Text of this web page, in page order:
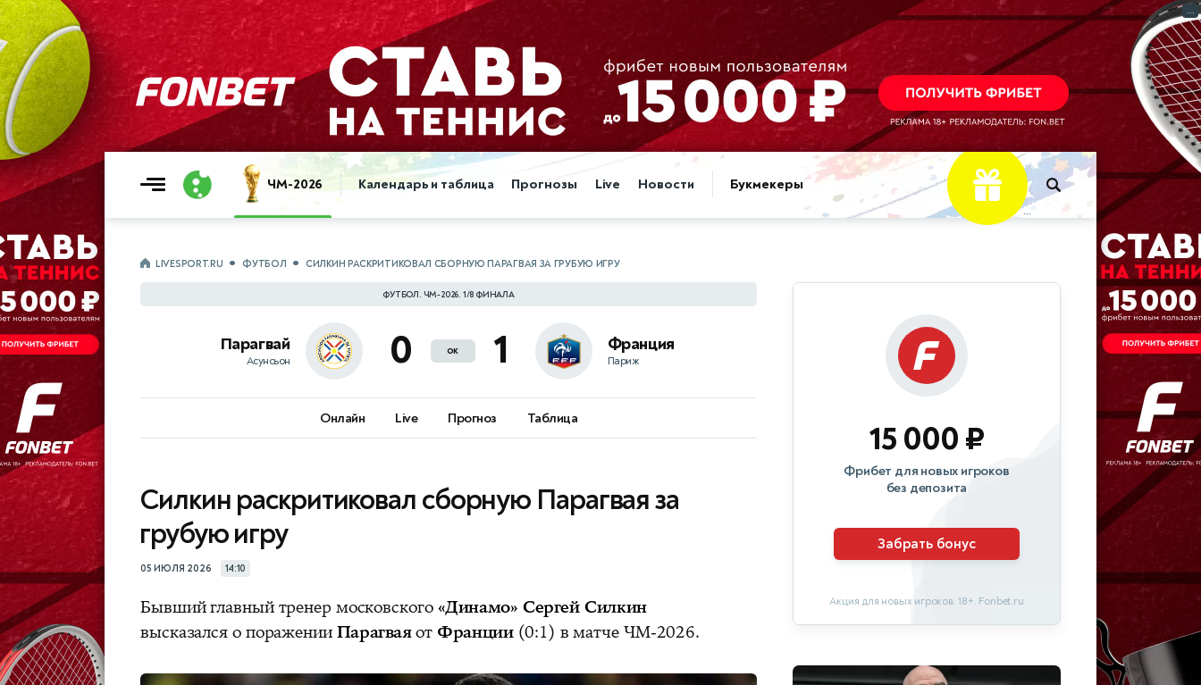
ЧМ-2026 Календарь и таблица Прогнозы Live Новости Букмекеры
...
LIVESPORT.RU ФУТБОЛ СИЛКИН РАСКРИТИКОВАЛ СБОРНУЮ ПАРАГВАЯ ЗА ГРУБУЮ ИГРУ
ФУТБОЛ. ЧМ-2026. 1/8 ФИНАЛА
Парагвай
Асунсьон 0 ок 1 Франция
Париж
Онлайн Live Прогноз Таблица
Силкин раскритиковал сборную Парагвая за
грубую игру
05 ИЮЛЯ 2026 14:10
Бывший главный тренер московского«Динамо» Сергей Силкин
высказался о пораженииПарагваяот Франции(0:1) в матче ЧМ-2026.
15 000 ₽
Фрибет для новых игроков
без депозита
Забрать бонус
Акция для новых игроков. 18+. Fonbet.ru
...